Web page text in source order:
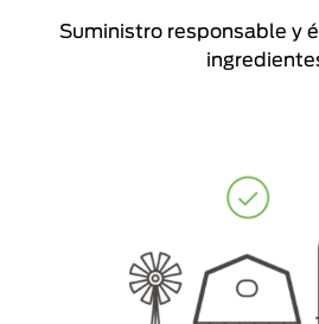
Suministro responsable y